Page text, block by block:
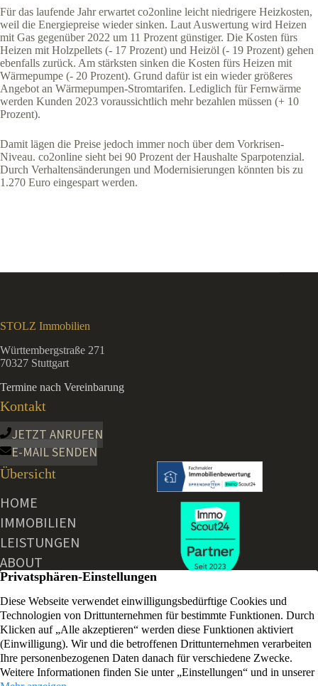
Für das laufende Jahr erwartet co2online leicht niedrigere Heizkosten,
weil die Energiepreise wieder sinken. Laut Auswertung wird Heizen
mit Gas gegenüber 2022 um 11 Prozent günstiger. Die Kosten fürs
Heizen mit Holzpellets (- 17 Prozent) und Heizöl (- 19 Prozent) gehen
ebenfalls zurück. Am stärksten sinken die Kosten fürs Heizen mit
Wärmepumpe (- 20 Prozent). Grund dafür ist ein wieder größeres
Angebot an Wärmepumpen-Stromtarifen. Lediglich für Fernwärme
werden Kunden 2023 voraussichtlich mehr bezahlen müssen (+ 10
Prozent).
Damit lägen die Preise jedoch immer noch über dem Vorkrisen-
Niveau. co2online sieht bei 90 Prozent der Haushalte Sparpotenzial.
Durch Verhaltensänderungen und Modernisierungen könnten bis zu
1.270 Euro eingespart werden.
STOLZ Immobilien
Württembergstraße 271
70327 Stuttgart
Termine nach Vereinbarung
Kontakt
JETZT ANRUFEN
E-MAIL SENDEN
Übersicht
HOME
IMMOBILIEN
LEISTUNGEN
ABOUT
AKTUELLE NEWS
KONTAKT